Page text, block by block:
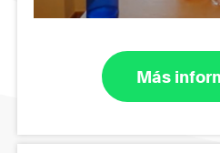
Más